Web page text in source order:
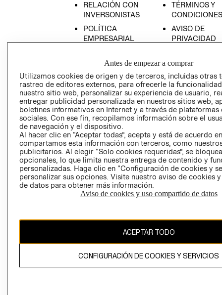
RELACIÓN CON
INVERSONISTAS
POLÍTICA
EMPRESARIAL
TÉRMINOS Y
CONDICIONES
AVISO DE
PRIVACIDAD
AVISO DE
COOKIES
LIBRO DE
Ecuador ($)
CAMBIAR REGIÓN
El contenido de esta página web está protegido por copyright y es
Antes de empezar a comprar
Utilizamos cookies de origen y de terceros, incluidas otras
rastreo de editores externos, para ofrecerle la
nuestro sitio web, personalizar su experiencia de usuario,
entregar publicidad personalizada en nuestros sitios web,
boletines informativos en Internet y a través de plataformas
sociales. Con ese fin, recopilamos información sobre el
de navegación y el dispositivo.
Al hacer clic en “Aceptar todas”, acepta y está de acuerdo
compartamos esta información con terceros, como
publicitarios. Al elegir “Solo cookies requeridas”, se
opcionales, lo que limita nuestra entrega de contenido y
personalizadas. Haga clic en “Configuración de cookies y
personalizar sus opciones. Visite nuestro aviso de cookies
de datos para obtener más información.
Aviso de cookies y uso compartido de datos
ACEPTAR TODO
CONFIGURACIÓN DE COOKIES Y SERVICIOS